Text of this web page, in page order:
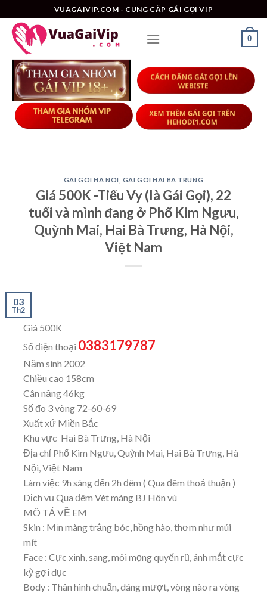
to
content
VUAGAIVIP.COM - CUNG CẤP GÁI GỌI VIP
0
GAI GOI HA NOI GAI GOI HAI BA TRUNG
Giá 500K -Tiểu Vy (là Gái Gọi), 22
tuổi và mình đang ở Phố Kim Ngưu,
Quỳnh Mai, Hai Bà Trưng, Hà Nội,
Việt Nam
03
Th2
Giá 500K
Số điện thoại 0383179787
Năm sinh 2002
Chiều cao 158cm
Cân nặng 46kg
Số đo 3 vòng 72-60-69
Xuất xứ Miền Bắc
Khu vực Hai Bà Trưng, Hà Nội
Địa chỉ Phố Kim Ngưu, Quỳnh Mai, Hai Bà Trưng, Hà
Nội, Việt Nam
Làm việc 9h sáng đến 2h đêm ( Qua đêm thoả thuận )
Dịch vụ Qua đêm Vét máng BJ Hôn vú
MÔ TẢ VỀ EM
Skin : Mịn màng trắng bóc, hồng hào, thơm như múi
mít
Face : Cực xinh, sang, môi mọng quyến rũ, ánh mắt cực
kỳ gợi dục
Body : Thân hình chuẩn, dáng mượt, vòng nào ra vòng